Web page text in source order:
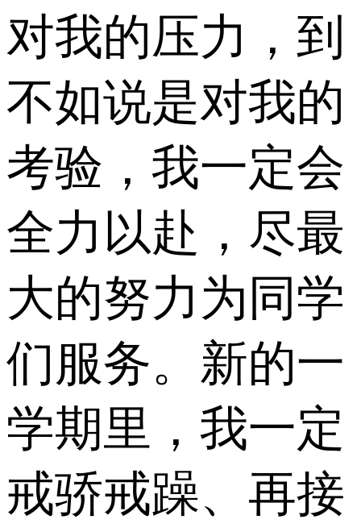
对我的压力，到
不如说是对我的
考验，我一定会
全力以赴，尽最
大的努力为同学
们服务。新的一
学期里，我一定
戒骄戒躁、再接